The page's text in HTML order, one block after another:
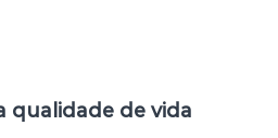
qualidade de vida